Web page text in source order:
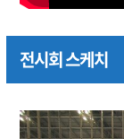
전시회 스케치